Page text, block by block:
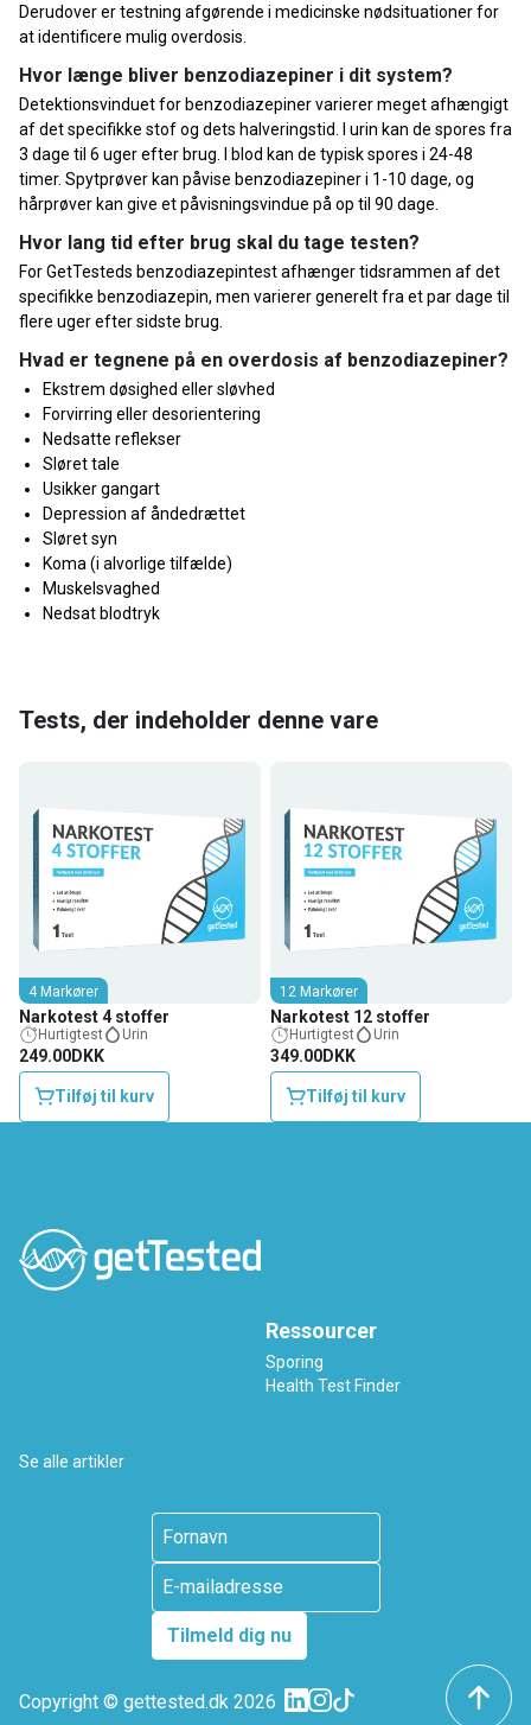
Derudover er testning afgørende i medicinske nødsituationer for
at identificere mulig overdosis.
Hvor længe bliver benzodiazepiner i dit system?
Detektionsvinduet for benzodiazepiner varierer meget afhængigt
af det specifikke stof og dets halveringstid. I urin kan de spores fra
3 dage til 6 uger efter brug. I blod kan de typisk spores i 24-48
timer. Spytprøver kan påvise benzodiazepiner i 1-10 dage, og
hårprøver kan give et påvisningsvindue på op til 90 dage.
Hvor lang tid efter brug skal du tage testen?
For GetTesteds benzodiazepintest afhænger tidsrammen af det
specifikke benzodiazepin, men varierer generelt fra et par dage til
flere uger efter sidste brug.
Hvad er tegnene på en overdosis af benzodiazepiner?
Ekstrem døsighed eller sløvhed
Forvirring eller desorientering
Nedsatte reflekser
Sløret tale
Usikker gangart
Depression af åndedrættet
Sløret syn
Koma (i alvorlige tilfælde)
Muskelsvaghed
Nedsat blodtryk
Tests, der indeholder denne vare
4 Markører
Narkotest 4 stoffer
Hurtigtest Urin
249.00DKK
Tilføj til kurv
12 Markører
Narkotest 12 stoffer
Hurtigtest Urin
349.00DKK
Tilføj til kurv
Ressourcer
Sporing
Health Test Finder
Se alle artikler
Tilmeld dig nu
Copyright © gettested.dk 2026